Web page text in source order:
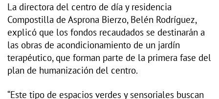
La directora del centro de día y residencia
Compostilla de Asprona Bierzo, Belén Rodríguez,
explicó que los fondos recaudados se destinarán a
las obras de acondicionamiento de un jardín
terapéutico, que forman parte de la primera fase del
plan de humanización del centro.
“Este tipo de espacios verdes y sensoriales buscan